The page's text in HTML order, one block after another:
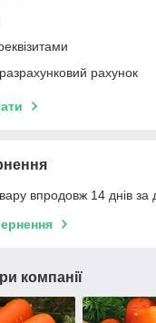
рахунок
впродовж 14 днів за
компанії